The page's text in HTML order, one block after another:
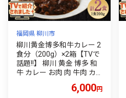
福岡県 柳川市
柳川黄金博多和牛カレー 2
食分（200g）×2箱【TVで
話題!!】 柳川 黄金 博多 和
牛 カレー お肉 肉 牛肉 カ
6,000円